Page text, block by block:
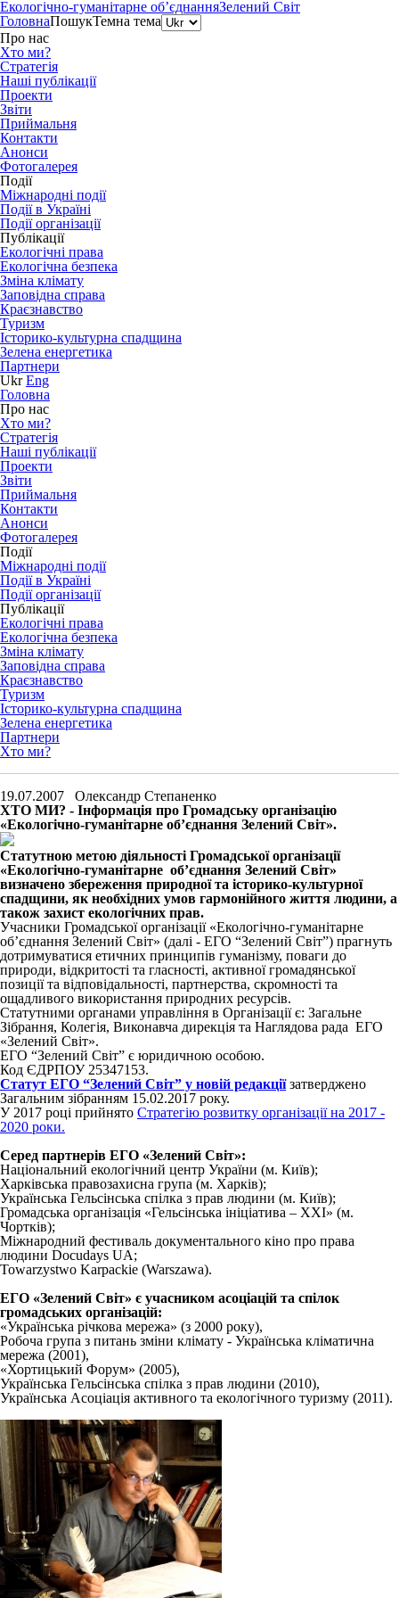
Екологічно-гуманітарне об’єднанняЗелений Світ
ГоловнаПошукТемна тема
Про нас
Хто ми?
Стратегія
Наші публікації
Проекти
Звіти
Приймальня
Контакти
Анонси
Фотогалерея
Події
Міжнародні події
Події в Україні
Події організації
Публікації
Екологічні права
Екологічна безпека
Зміна клімату
Заповідна справа
Краєзнавство
Туризм
Історико-культурна спадщина
Зелена енергетика
Партнери
Ukr Eng
Головна
Про нас
Хто ми?
Стратегія
Наші публікації
Проекти
Звіти
Приймальня
Контакти
Анонси
Фотогалерея
Події
Міжнародні події
Події в Україні
Події організації
Публікації
Екологічні права
Екологічна безпека
Зміна клімату
Заповідна справа
Краєзнавство
Туризм
Історико-культурна спадщина
Зелена енергетика
Партнери
Хто ми?
19.07.2007 Олександр Степаненко
ХТО МИ? - Інформація про Громадську організацію
«Екологічно-гуманітарне об’єднання Зелений Світ».
Статутною метою діяльності Громадської організації
«Екологічно-гуманітарне об’єднання Зелений Світ»
визначено збереження природної та історико-культурної
спадщини, як необхідних умов гармонійного життя людини, а
також захист екологічних прав.
Учасники Громадської організації «Екологічно-гуманітарне
об’єднання Зелений Світ» (далі - ЕГО “Зелений Світ”) прагнуть
дотримуватися етичних принципів гуманізму, поваги до
природи, відкритості та гласності, активної громадянської
позиції та відповідальності, партнерства, скромності та
ощадливого використання природних ресурсів.
Статутними органами управління в Організації є: Загальне
Зібрання, Колегія, Виконавча дирекція та Наглядова рада ЕГО
«Зелений Світ».
ЕГО “Зелений Світ” є юридичною особою.
Код ЄДРПОУ 25347153.
Статут ЕГО “Зелений Світ” у новій редакціїзатверджено
Загальним зібранням 15.02.2017 року.
У 2017 році прийнято Стратегію розвитку організації на 2017 -
2020 роки.
Серед партнерів ЕГО «Зелений Світ»:
Національний екологічний центр України (м. Київ);
Харківська правозахисна група (м. Харків);
Українська Гельсінська спілка з прав людини (м. Київ);
Громадська організація «Гельсінська ініціатива – ХХI» (м.
Чортків);
Міжнародний фестиваль документального кіно про права
людини Docudays UA;
Towarzystwo Karpackie (Warszawa).
ЕГО «Зелений Світ» є учасником асоціацій та спілок
громадських організацій:
«Українська річкова мережа» (з 2000 року),
Робоча група з питань зміни клімату - Українська кліматична
мережа (2001),
«Хортицький Форум» (2005),
Українська Гельсінська спілка з прав людини (2010),
Українська Асоціація активного та екологічного туризму (2011).